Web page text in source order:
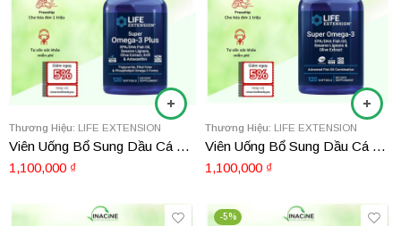
Thương Hiệu: LIFE EXTENSION
Viên Uống Bổ Sung Dầu Cá Cao Cấp Life Extension Super Omega-3 Plus 120 Viên
1,100,000 ₫
Thương Hiệu: LIFE EXTENSION
Viên Uống Bổ Sung Dầu Cá Life Extension Super Omega-3 120 viên
1,100,000 ₫
-5%